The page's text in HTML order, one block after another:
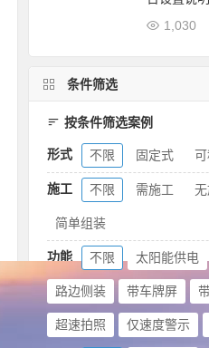
1,030
条件筛选
按条件筛选案例
形式 不限 固定式
施工 不限 需施工
简单组装
功能 不限 太阳能供电
路边侧装 带车牌屏
超速拍照 仅速度警示